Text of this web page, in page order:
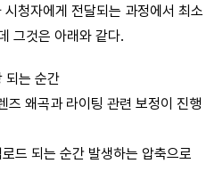
청자에게 전달되는 과정에서 최소
그것은 아래와 같다.
되는 순간
즈 왜곡과 라이팅 관련 보정이 진행
드 되는 순간 발생하는 압축으로